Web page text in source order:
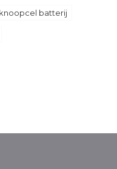
knoopcel batterij